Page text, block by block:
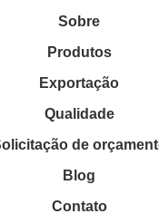
Sobre
Produtos
Exportação
Qualidade
de
Blog
Contato